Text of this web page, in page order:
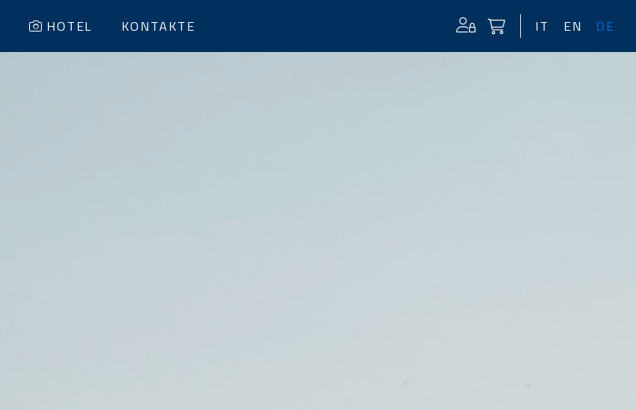
HOTEL KONTAKTE IT EN DE